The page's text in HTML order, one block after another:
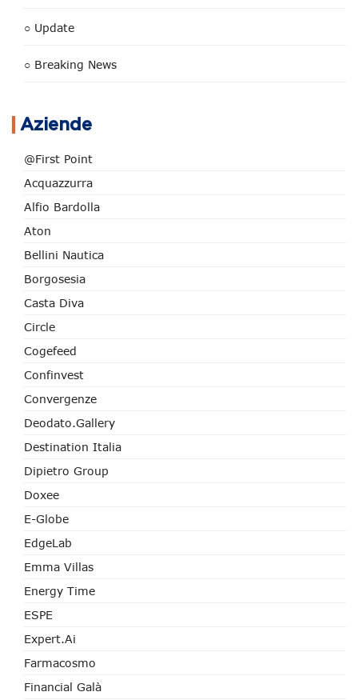
○ Update
○ Breaking News
Aziende
@First Point
Acquazzurra
Alfio Bardolla
Aton
Bellini Nautica
Borgosesia
Casta Diva
Circle
Cogefeed
Confinvest
Convergenze
Deodato.Gallery
Destination Italia
Dipietro Group
Doxee
E-Globe
EdgeLab
Emma Villas
Energy Time
ESPE
Expert.ai
Farmacosmo
Financial Galà